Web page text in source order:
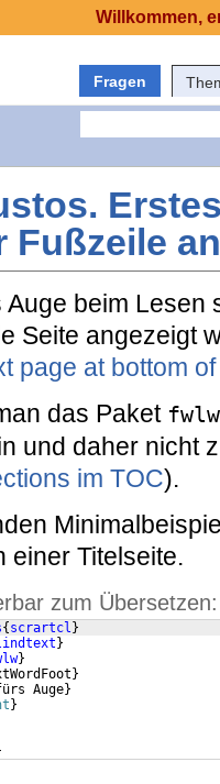
Fragen
Fußzeile
Auge beim Lesen
Seite angezeigt
page at bottom
das Paket fwlw
und daher nicht
im TOC).
einer Titelseite.
zum Übersetzen:
{ scrartcl }
}
}
}
Auge}
}
Willkommen,